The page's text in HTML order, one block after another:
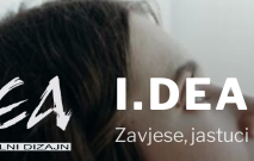
Zavjese,